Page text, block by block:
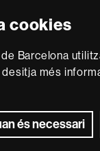
cookies
Barcelona
més
és necessari
Instagram
UAB